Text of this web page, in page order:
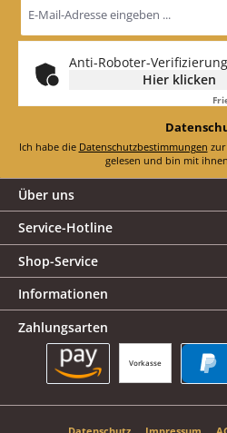
Mail-
*
Anti-Roboter-Verifizierung
Hier klicken
Ich habe die Datenschutzbestimmungen
gelesen und bin mit
Über uns
Service-Hotline
Shop-Service
Informationen
Zahlungsarten
Vorkasse